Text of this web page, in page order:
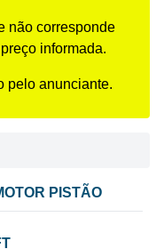
não corresponde
informada.
pelo anunciante.
PISTÃO